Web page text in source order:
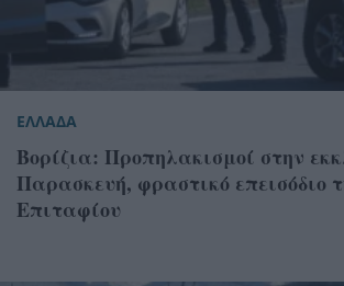
ΕΛΛΑΔΑ
Βορίζια: Προπηλακισμοί στην
Παρασκευή, φραστικό επεισόδιο
Επιταφίου